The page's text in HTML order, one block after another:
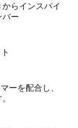
らインスパイ
ー
ーを配合し、